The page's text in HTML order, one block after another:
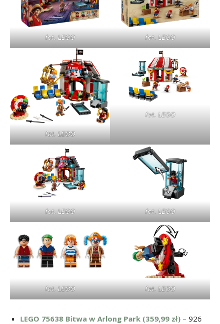
fot. LEGO fot. LEGO
fot. LEGO
fot. LEGO
fot. LEGO fot. LEGO
fot. LEGO fot. LEGO
LEGO 75638 Bitwa w Arlong Park (359,99 zł) – 926